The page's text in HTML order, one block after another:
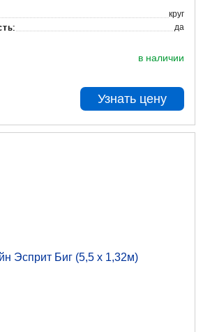
круг
да
в наличии
Узнать цену